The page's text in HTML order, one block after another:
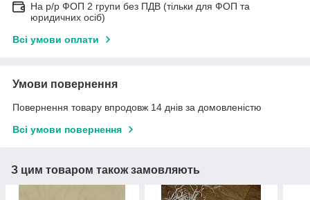
На р/р ФОП 2 групи без ПДВ (тільки для ФОП та
юридичних осіб)
Всі умови оплати
Умови повернення
Повернення товару впродовж 14 днів за домовленістю
Всі умови повернення
З цим товаром також замовляють